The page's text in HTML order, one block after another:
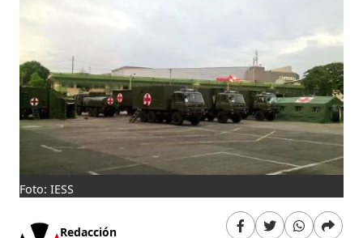
Foto: IESS
Redacción